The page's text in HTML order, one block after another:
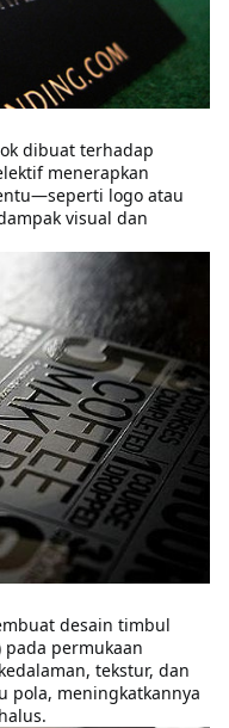
dibuat terhadap
menerapkan
logo atau
visual dan
desain timbul
pada permukaan
tekstur, dan
pola, meningkatkannya